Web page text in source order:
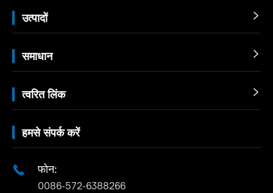
उत्पादों 
समाधान 
त्वरित लिंक 
हमसे संपर्क करें
 फोन:
0086-572-6388266